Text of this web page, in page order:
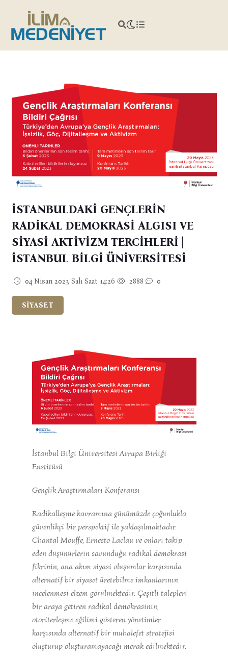
İSTANBULDAKİ GENÇLERİN
RADİKAL DEMOKRASİ ALGISI VE
SİYASİ AKTİVİZM TERCİHLERİ |
İSTANBUL BİLGİ ÜNİVERSİTESİ
04 Nisan 2023 Salı Saat 14:26 2888 0
SİYASET
İstanbul Bilgi Üniversitesi Avrupa Birliği
Enstitüsü
Gençlik Araştırmaları Konferansı
Radikalleşme kavramına günümüzde çoğunlukla
güvenlikçi bir perspektif ile yaklaşılmaktadır.
Chantal Mouffe, Ernesto Laclau ve onları takip
eden düşünürlerin savunduğu radikal demokrasi
fikrinin, ana akım siyasi oluşumlar karşısında
alternatif bir siyaset üretebilme imkanlarının
incelenmesi elzem görülmektedir. Çeşitli talepleri
bir araya getiren radikal demokrasinin,
otoriterleşme eğilimi gösteren yönetimler
karşısında alternatif bir muhalefet stratejisi
oluşturup oluşturamayacağı merak edilmektedir.